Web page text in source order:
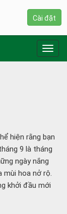
hiện rằng bạn
9 là tháng
ngày nắng
mùi hoa nở rộ.
khởi đầu mới
Cài đặt